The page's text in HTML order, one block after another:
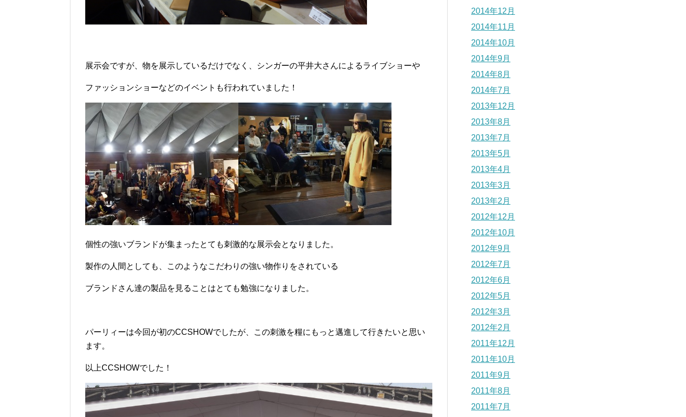
展示会ですが、物を展示しているだけでなく、シンガーの平井大さんによるライブショーや
ファッションショーなどのイベントも行われていました！
個性の強いブランドが集まったとても刺激的な展示会となりました。
製作の人間としても、このようなこだわりの強い物作りをされている
ブランドさん達の製品を見ることはとても勉強になりました。
パーリィーは今回が初のCCSHOWでしたが、この刺激を糧にもっと邁進して行きたいと思い
ます。
以上CCSHOWでした！
2014年12月
2014年11月
2014年10月
2014年9月
2014年8月
2014年7月
2013年12月
2013年8月
2013年7月
2013年5月
2013年4月
2013年3月
2013年2月
2012年12月
2012年10月
2012年9月
2012年7月
2012年6月
2012年5月
2012年3月
2012年2月
2011年12月
2011年10月
2011年9月
2011年8月
2011年7月